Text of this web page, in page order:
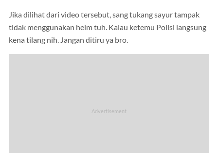
Jika dilihat dari video tersebut, sang tukang sayur tampak
tidak menggunakan helm tuh. Kalau ketemu Polisi langsung
kena tilang nih. Jangan ditiru ya bro.